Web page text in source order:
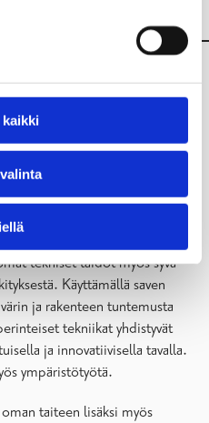
ehdotus
taiteilijoista nykykeramiikan
1970-luvulla, ja hän on tehnyt
Hän on ainutlaatuinen
tekniset taidot myös syvä
Käyttämällä saven
ja rakenteen tuntemusta
tekniikat yhdistyvät
ja innovatiivisella tavalla.
ympäristötyötä.
taiteen lisäksi myös